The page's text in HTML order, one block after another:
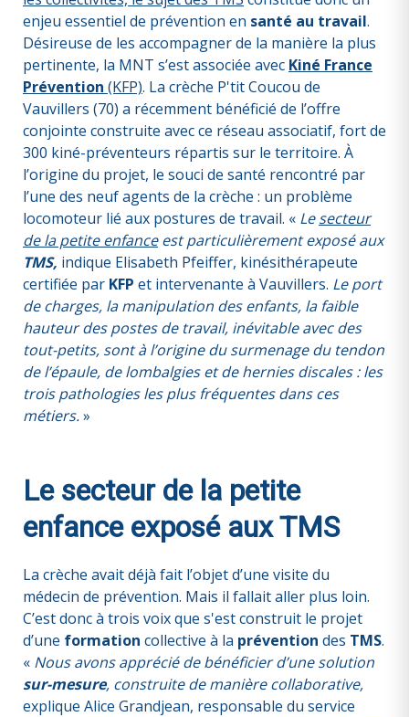
enjeu essentiel de prévention en santé au travail.
Désireuse de les accompagner de la manière la plus
pertinente, la MNT s’est associée avec Kiné France
Prévention (KFP). La crèche P'tit Coucou de
Vauvillers (70) a récemment bénéficié de l’offre
conjointe construite avec ce réseau associatif, fort de
300 kiné-préventeurs répartis sur le territoire. À
l’origine du projet, le souci de santé rencontré par
l’une des neuf agents de la crèche : un problème
locomoteur lié aux postures de travail. « Lesecteur
de la petite enfanceest particulièrement exposé aux
TMS, indique Elisabeth Pfeiffer, kinésithérapeute
certifiée par KFP et intervenante à Vauvillers. Le port
de charges, la manipulation des enfants, la faible
hauteur des postes de travail, inévitable avec des
tout-petits, sont à l’origine du surmenage du tendon
de l’épaule, de lombalgies et de hernies discales : les
trois pathologies les plus fréquentes dans ces
métiers.»
Le secteur de la petite
enfance exposé aux TMS
La crèche avait déjà fait l’objet d’une visite du
médecin de prévention. Mais il fallait aller plus loin.
C’est donc à trois voix que s'est construit le projet
d’une formation collective à la prévention des TMS.
« Nous avons apprécié de bénéficier d’une solution
sur-mesure, construite de manière collaborative,
explique Alice Grandjean, responsable du service